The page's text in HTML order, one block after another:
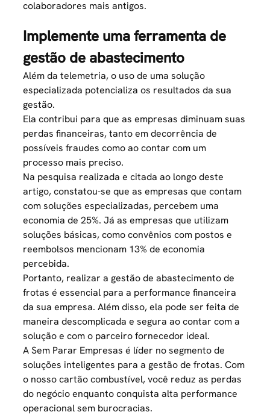
colaboradores mais antigos.
Implemente uma ferramenta de
gestão de abastecimento
Além da telemetria, o uso de uma solução
especializada potencializa os resultados da sua
gestão.
Ela contribui para que as empresas diminuam suas
perdas financeiras, tanto em decorrência de
possíveis fraudes como ao contar com um
processo mais preciso.
Na pesquisa realizada e citada ao longo deste
artigo, constatou-se que as empresas que contam
com soluções especializadas, percebem uma
economia de 25%. Já as empresas que utilizam
soluções básicas, como convênios com postos e
reembolsos mencionam 13% de economia
percebida.
Portanto, realizar a gestão de abastecimento de
frotas é essencial para a performance financeira
da sua empresa. Além disso, ela pode ser feita de
maneira descomplicada e segura ao contar com a
solução e com o parceiro fornecedor ideal.
A Sem Parar Empresas é líder no segmento de
soluções inteligentes para a gestão de frotas. Com
o nosso cartão combustível, você reduz as perdas
do negócio enquanto conquista alta performance
operacional sem burocracias.